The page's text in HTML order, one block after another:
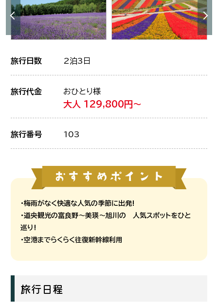
旅行日数 2泊3日
旅行代金 おひとり様
大人 129,800円～
旅行番号 103
・梅雨がなく快適な人気の季節に出発!
・道央観光の富良野～美瑛～旭川の 人気スポットをひと
巡り!
・空港までらくらく往復新幹線利用
旅行日程